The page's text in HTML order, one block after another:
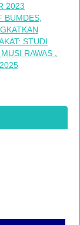
2023
BUMDES,
STUDI
RAWAS